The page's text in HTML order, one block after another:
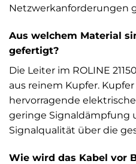
Netzwerkanforderungen
Aus welchem Material
gefertigt?
Die Leiter im ROLINE
aus reinem Kupfer.
hervorragende
geringe Signaldämpfung
Signalqualität über die
Wie wird das Kabel vor